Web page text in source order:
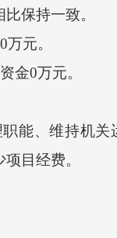
保持一致。
元。
金0万元。
、维持机关
目经费。